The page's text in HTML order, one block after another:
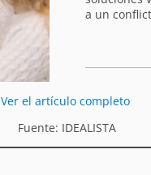
a un
Ver el artículo completo
Fuente: IDEALISTA